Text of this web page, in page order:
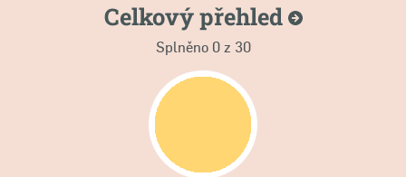
Celkovýpřehled
Splněno 0z 30